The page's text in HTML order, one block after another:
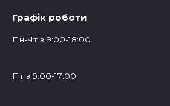
Графік роботи
Пн-Чт з 9:00-18:00
Пт з 9:00-17:00